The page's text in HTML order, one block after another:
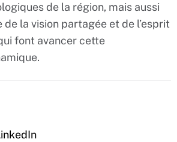
de la région, mais aussi
de la vision partagée et de l’esprit
font avancer cette